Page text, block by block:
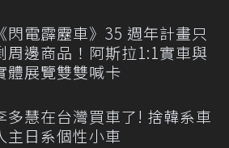
《閃電霹靂車》35 週年計畫只
周邊商品！阿斯拉1:1實車與
體展覽雙雙喊卡
多慧在台灣買車了! 捨韓系車
主日系個性小車